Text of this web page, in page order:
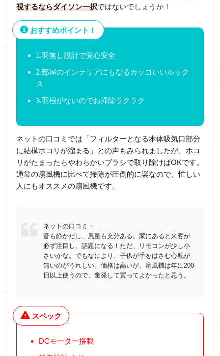
視するならダイソン一択ではないでしょうか！
おすすめポイント！
1.羽無し設計で安心安全
2.部屋のインテリアにもなるカッコいいルック
ス
3.羽根がないのでお掃除ラクラク
ネットの口コミでは「フィルターとなる本体吸気口部分
に結構ホコリが溜まる」との声もみられましたが、ホコ
リがたまったらやわらかいブラシで取り除けばOKです。
通常の扇風機に比べて掃除が圧倒的に楽なので、忙しい
人にもオススメの扇風機です。
ネットの口コミ：
音も静かだし、風量も充分ある。家にあると来客が
必ず注目し、話題になる！ただ、リモコンが少し小
さいかな。でもなにより、子供が手をはさむ心配が
無いのがうれしい。価格は高いが、扇風機は年に200
日以上使うので、奮発して買ってよかったと思う。
スペック
DCモーター搭載